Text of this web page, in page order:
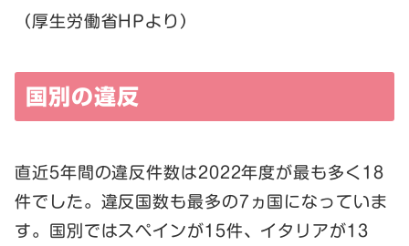
（厚生労働省HPより）
国別の違反
直近5年間の違反件数は2022年度が最も多く18
件でした。違反国数も最多の7ヵ国になっていま
す。国別ではスペインが15件、イタリアが13